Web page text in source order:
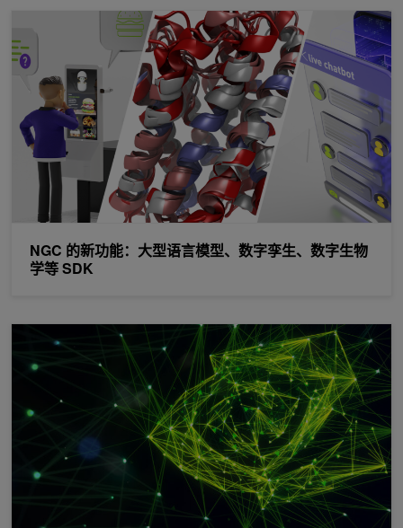
NGC 的新功能：大型语言模型、数字孪生、数字生物
学等 SDK
NGC 的新功能：大型语言模型、数字孪生、数字生物学等 SDK
NVIDIA 在 CUDA -X AI 软件中发布更新和新功能